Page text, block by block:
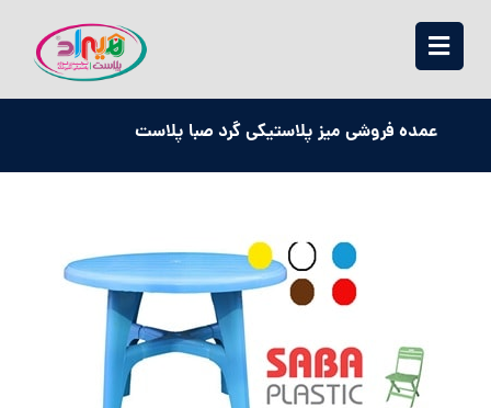
عمده فروشی میز پلاستیکی گرد صبا پلاست